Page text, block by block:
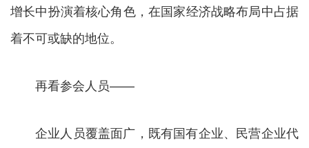
增长中扮演着核心角色，在国家经济战略布局中占据
着不可或缺的地位。
再看参会人员——
企业人员覆盖面广，既有国有企业、民营企业代